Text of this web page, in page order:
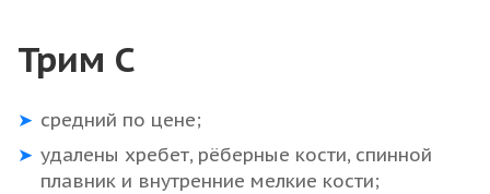
Трим С
средний по цене;
удалены хребет, рёберные кости, спинной
плавник и внутренние мелкие кости;